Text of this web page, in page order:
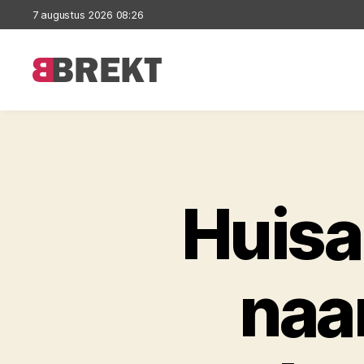
7 augustus 2026 08:26